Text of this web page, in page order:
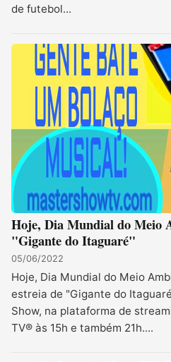
de futebol...
​Hoje, Dia Mundial do Meio
"Gigante do Itaguaré"
05/06/2022
Hoje, Dia Mundial do Meio
estreia de "Gigante do
Show, na plataforma de
TV® às 15h e também 21h....